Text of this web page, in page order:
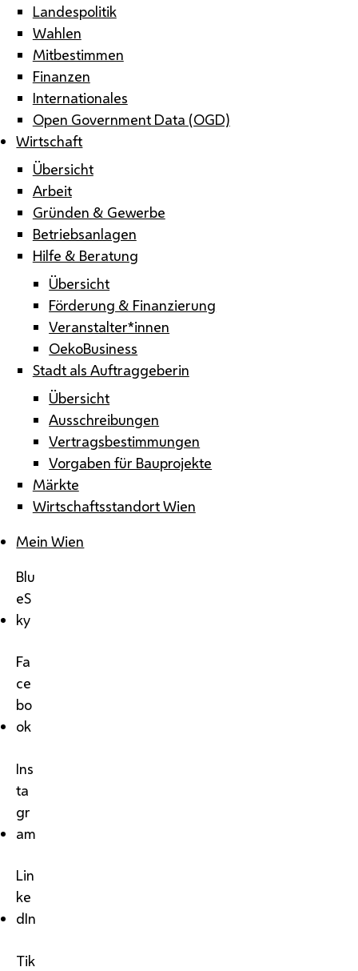
Landespolitik
Wahlen
Mitbestimmen
Finanzen
Internationales
Open Government Data (OGD)
Wirtschaft
Übersicht
Arbeit
Gründen & Gewerbe
Betriebsanlagen
Hilfe & Beratung
Übersicht
Förderung & Finanzierung
Veranstalter*innen
OekoBusiness
Stadt als Auftraggeberin
Übersicht
Ausschreibungen
Vertragsbestimmungen
Vorgaben für Bauprojekte
Märkte
Wirtschaftsstandort Wien
Mein Wien
Blu
eS
ky
Fa
ce
bo
ok
Ins
ta
gr
am
Lin
ke
dIn
Tik